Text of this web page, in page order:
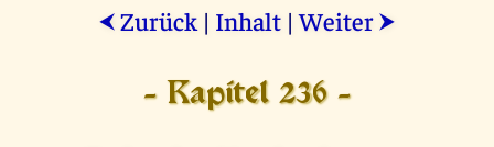
⮜ Zurück | Inhalt |Weiter ⮞
- Kapitel 236 -